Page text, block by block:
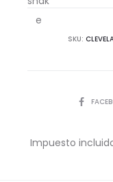
SKU:
Impuesto